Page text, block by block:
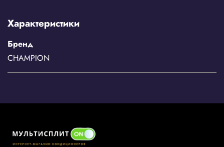
Характеристики
Бренд
CHAMPION